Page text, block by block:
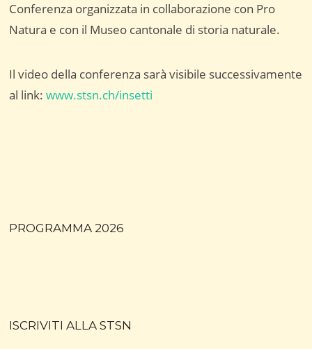
Conferenza organizzata in collaborazione con Pro
Natura e con il Museo cantonale di storia naturale.
Il video della conferenza sarà visibile successivamente
al link:www.stsn.ch/insetti
PROGRAMMA 2026
ISCRIVITI ALLA STSN